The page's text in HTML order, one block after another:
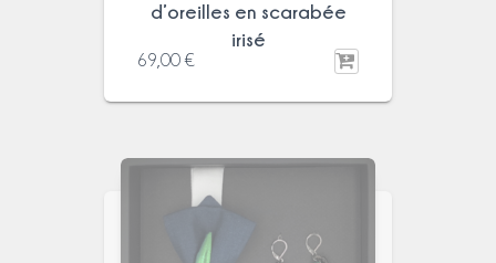
d’oreilles en scarabée
irisé
69,00€